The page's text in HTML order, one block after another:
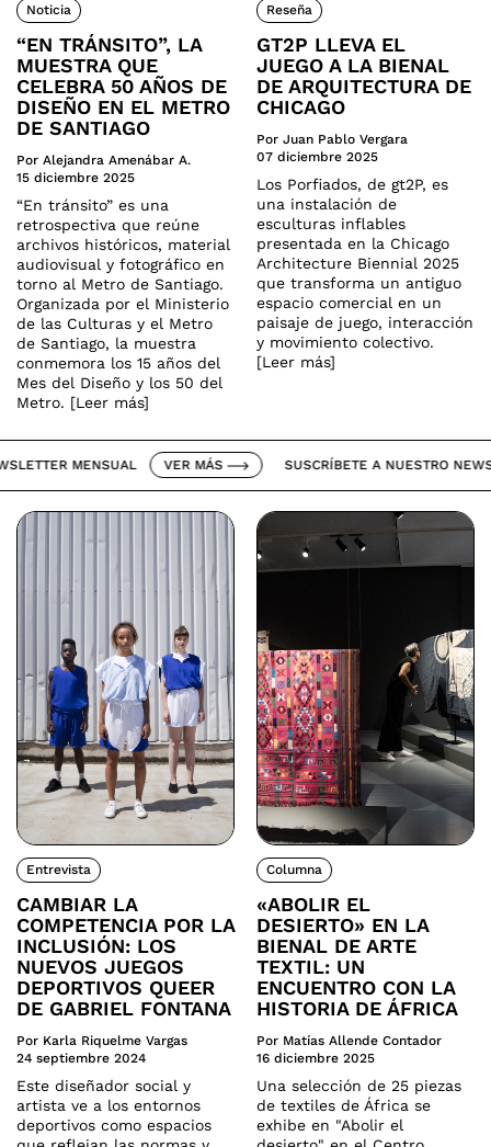
Noticia
“EN TRÁNSITO”, LA
MUESTRA QUE
CELEBRA 50 AÑOS DE
DISEÑO EN EL METRO
DE SANTIAGO
Por Alejandra Amenábar A.
15 diciembre 2025
“En tránsito” es una
retrospectiva que reúne
archivos históricos, material
audiovisual y fotográfico en
torno al Metro de Santiago.
Organizada por el Ministerio
de las Culturas y el Metro
de Santiago, la muestra
conmemora los 15 años del
Mes del Diseño y los 50 del
Metro. [Leer más]
Reseña
GT2P LLEVA EL
JUEGO A LA BIENAL
DE ARQUITECTURA DE
CHICAGO
Por Juan Pablo Vergara
07 diciembre 2025
Los Porfiados, de gt2P, es
una instalación de
esculturas inflables
presentada en la Chicago
Architecture Biennial 2025
que transforma un antiguo
espacio comercial en un
paisaje de juego, interacción
y movimiento colectivo.
[Leer más]
MENSUAL VER MÁS SUSCRÍBETE A NUESTRO
Entrevista
CAMBIAR LA
COMPETENCIA POR LA
INCLUSIÓN: LOS
NUEVOS JUEGOS
DEPORTIVOS QUEER
DE GABRIEL FONTANA
Por Karla Riquelme Vargas
24 septiembre 2024
Este diseñador social y
artista ve a los entornos
deportivos como espacios
Columna
«ABOLIR EL
DESIERTO» EN LA
BIENAL DE ARTE
TEXTIL: UN
ENCUENTRO CON LA
HISTORIA DE ÁFRICA
Por Matías Allende Contador
16 diciembre 2025
Una selección de 25 piezas
de textiles de África se
exhibe en "Abolir el